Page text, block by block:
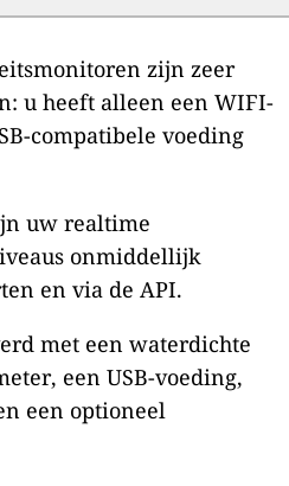
zijn zeer
u heeft alleen een WIFI-
compatibele voeding
uw realtime
onmiddellijk
en via de API.
met een waterdichte
een USB-voeding,
een optioneel